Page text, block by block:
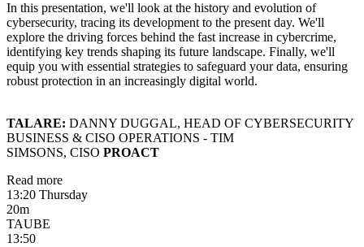
In this presentation, we'll look at the history and evolution of
cybersecurity, tracing its development to the present day. We'll
explore the driving forces behind the fast increase in cybercrime,
identifying key trends shaping its future landscape. Finally, we'll
equip you with essential strategies to safeguard your data, ensuring
robust protection in an increasingly digital world.
TALARE: DANNY DUGGAL, HEAD OF CYBERSECURITY
BUSINESS & CISO OPERATIONS - TIM
SIMSONS, CISO PROACT
Read more
13:20 Thursday
20m
TAUBE
13:50